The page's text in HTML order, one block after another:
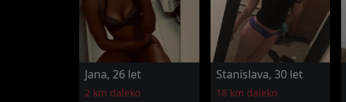
Jana, 26 let
2 km daleko
Stanislava, 30 let
18 km daleko